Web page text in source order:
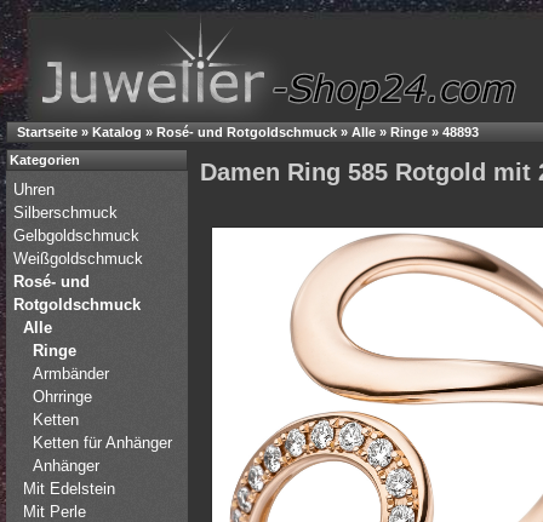
Startseite » Katalog » Rosé- und Rotgoldschmuck » Alle » Ringe » 48893
Damen Ring 585 Rotgold
Kategorien
Uhren
Silberschmuck
Gelbgoldschmuck
Weißgoldschmuck
Rosé- und
Rotgoldschmuck
Alle
Ringe
Armbänder
Ohrringe
Ketten
Ketten für Anhänger
Anhänger
Mit Edelstein
Mit Perle